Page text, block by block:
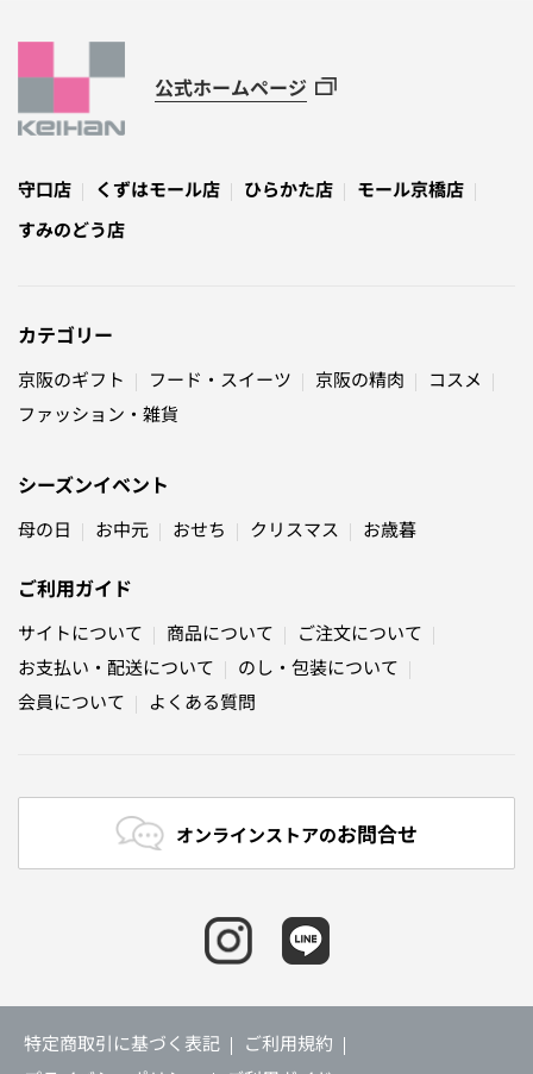
公式ホームページ
守口店 くずはモール店 ひらかた店
モール京橋店
すみのどう店
カテゴリー
京阪のギフト フード・スイーツ 京阪の精肉
コスメ
ファッション・雑貨
シーズンイベント
母の日 お中元 おせち クリスマス お歳暮
ご利用ガイド
サイトについて 商品について
ご注文について
お支払い・配送について
のし・包装について
会員について
よくある質問
オンラインストアのお問合せ
特定商取引に基づく表記
ご利用規約